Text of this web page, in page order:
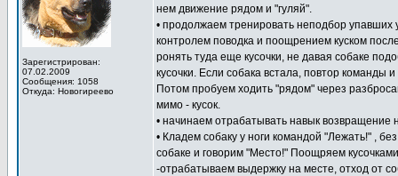
Зарегистрирован:
07.02.2009
Сообщения: 1058
Откуда: Новогиреево
нем движение рядом и "гуляй".
• продолжаем тренировать неподбор упавших
контролем поводка и поощрением куском
ронять туда еще кусочки, не давая собаке
кусочки. Если собака встала, повтор команды
Потом пробуем ходить "рядом" через
мимо - кусок.
• начинаем отрабатывать навык возвращение
• Кладем собаку у ноги командой "Лежать!" ,
собаке и говорим "Место!" Поощряем
-отрабатываем выдержку на месте, отход от